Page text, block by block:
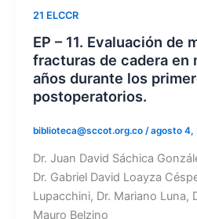
21 ELCCR
EP – 11. Evaluación de
fracturas de cadera en
años durante los
postoperatorios.
biblioteca@sccot.org.co /agosto 4,
Dr. Juan David Sáchica
Dr. Gabriel David Loayza
Lupacchini, Dr. Mariano Luna,
Mauro Belzino